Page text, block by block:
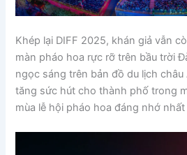
Khép lại DIFF 2025, khán giả vẫn
màn pháo hoa rực rỡ trên bầu trời
ngọc sáng trên bản đồ du lịch
tăng sức hút cho thành phố trong
mùa lễ hội pháo hoa đáng nhớ